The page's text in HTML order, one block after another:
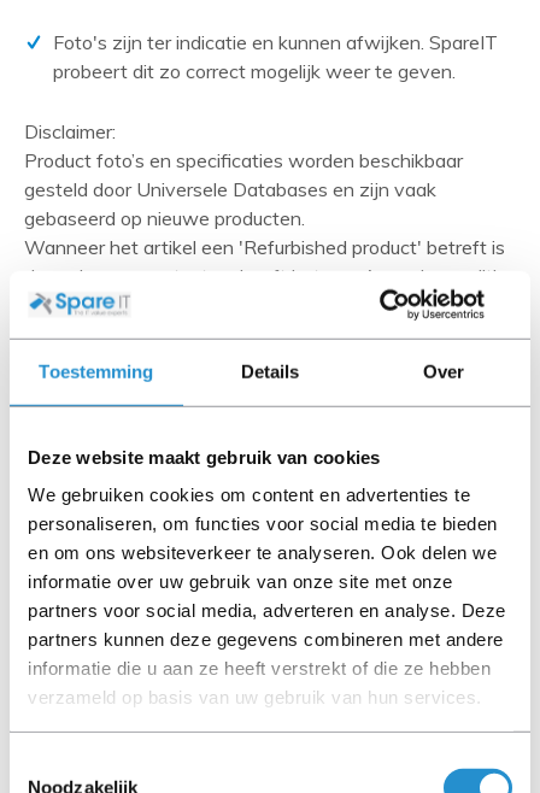
Toestemming Details Over
Deze website maakt gebruik van cookies
We gebruiken cookies om content en advertenties te
personaliseren, om functies voor social media te bieden
en om ons websiteverkeer te analyseren. Ook delen we
informatie over uw gebruik van onze site met onze
partners voor social media, adverteren en analyse. Deze
partners kunnen deze gegevens combineren met andere
informatie die u aan ze heeft verstrekt of die ze hebben
verzameld op basis van uw gebruik van hun services.
Noodzakelijk
Foto's zijn ter indicatie en kunnen afwijken. SpareIT
probeert dit zo correct mogelijk weer te geven.
Disclaimer:
Product foto’s en specificaties worden beschikbaar
gesteld door Universele Databases en zijn vaak
gebaseerd op nieuwe producten.
Wanneer het artikel een 'Refurbished product' betreft is
deze door ons getest en heeft het een A-grade conditie
(tenzij anders aangegeven). Bij Refurbished artikelen zijn
kabels, software media en handleidingen niet inbegrepen
(tenzij anders aangegeven).
contact op met ons.
Omschrijving
Toon meer
LET OP: Op refurbished producten geldt een
garantieperiode van 90 dagen, tenzij anders